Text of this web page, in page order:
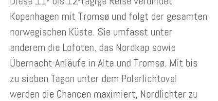
Kopenhagen mit Tromsø und folgt der gesamten
norwegischen Küste. Sie umfasst unter
anderem die Lofoten, das Nordkap sowie
Übernacht-Anläufe in Alta und Tromsø. Mit bis
zu sieben Tagen unter dem Polarlichtoval
werden die Chancen maximiert, Nordlichter zu